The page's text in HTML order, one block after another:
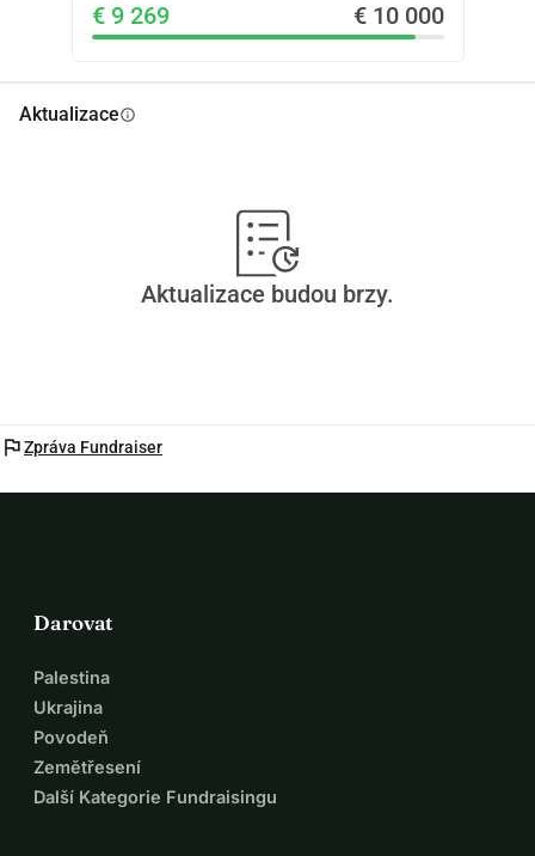
€ 9 269 € 10 000
Aktualizaceinfo
Aktualizace budou brzy.
flagZpráva Fundraiser
Darovat
Palestina
Ukrajina
Povodeň
Zemětřesení
Další Kategorie Fundraisingu